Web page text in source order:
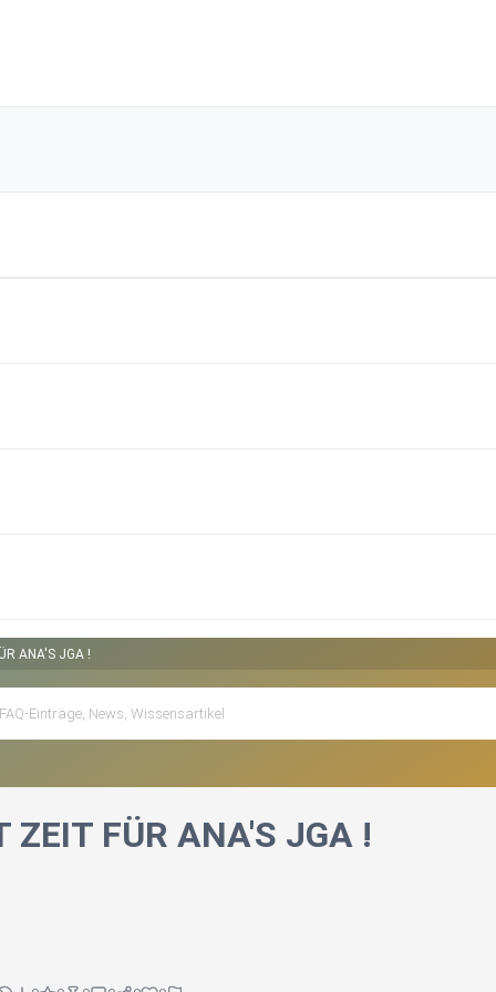
ANA'S JGA !
ZEIT FÜR ANA'S JGA !